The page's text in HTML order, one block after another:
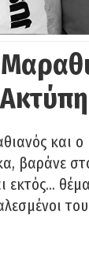
και
βαράνε
εκτός…